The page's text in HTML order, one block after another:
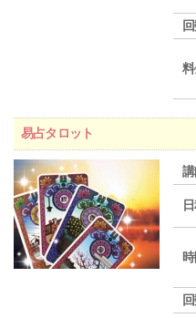
易占タロット